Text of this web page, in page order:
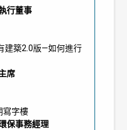
行董事
建築2.0版—如何進行
席
寫字樓
保事務經理